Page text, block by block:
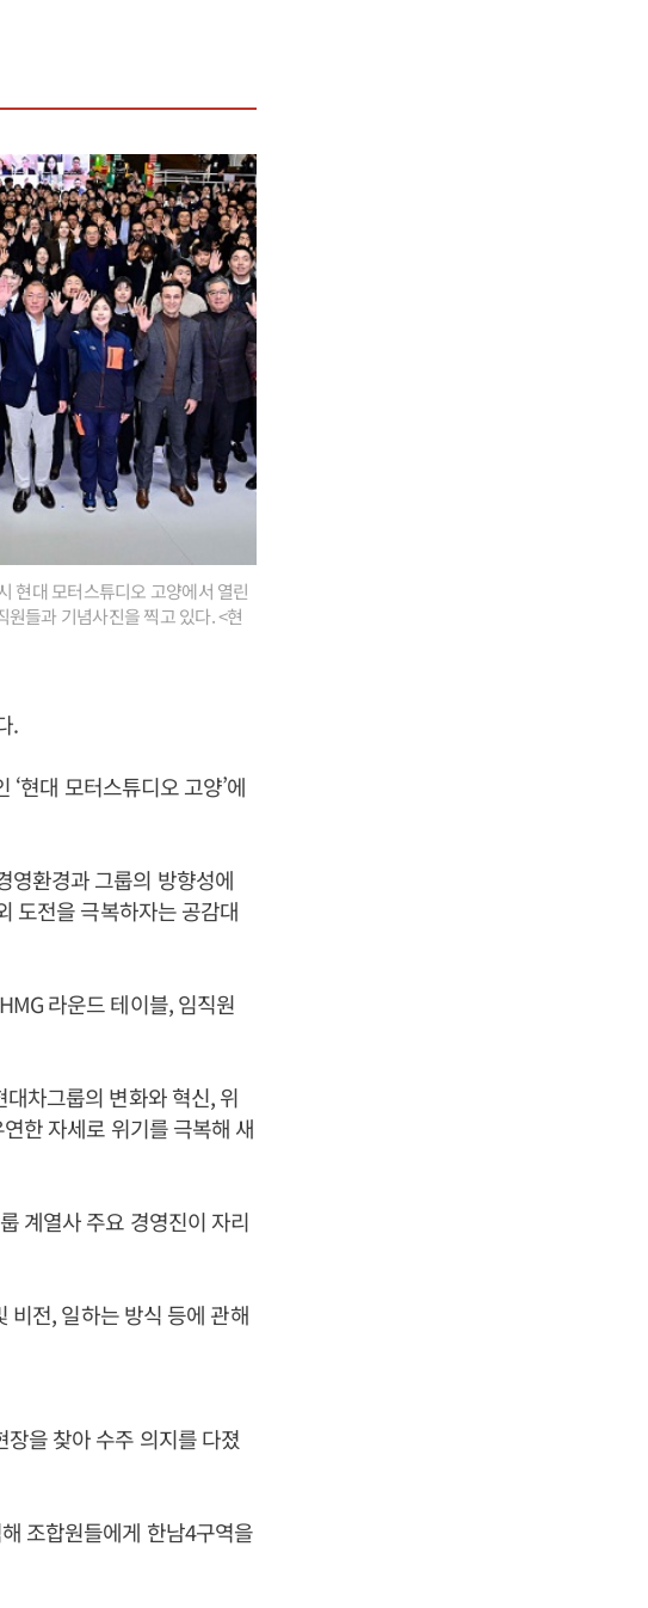
현대 모터스튜디오 고양에서 열린
들과 기념사진을 찍고 있다. <현
.
‘현대 모터스튜디오 고양’에
영환경과 그룹의 방향성에
도전을 극복하자는 공감대
라운드 테이블, 임직원
차그룹의 변화와 혁신, 위
한 자세로 위기를 극복해 새
계열사 주요 경영진이 자리
비전, 일하는 방식 등에 관해
을 찾아 수주 의지를 다졌
조합원들에게 한남4구역을